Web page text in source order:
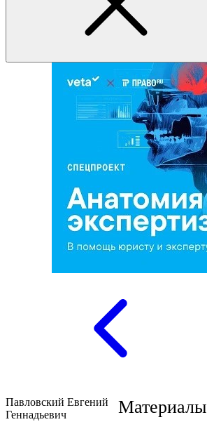
Павловский Евгений
Геннадьевич
Материалы